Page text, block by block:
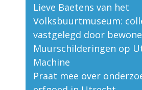
Lieve Baetens van het
Volksbuurtmuseum:
vastgelegd door
Muurschilderingen op
Machine
Praat mee over